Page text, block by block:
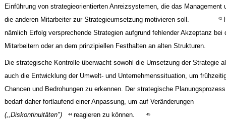
Einführung von strategieorientierten Anreizsystemen, die das Management
die anderen Mitarbeiter zur Strategieumsetzung motivieren soll.
42
nämlich Erfolg versprechende Strategien aufgrund fehlender Akzeptanz bei
Mitarbeitern oder an dem prinzipiellen Festhalten an alten Strukturen.
Die strategische Kontrolle überwacht sowohl die Umsetzung der Strategie
auch die Entwicklung der Umwelt- und Unternehmenssituation, um
Chancen und Bedrohungen zu erkennen. Der strategische Planungsprozess
bedarf daher fortlaufend einer Anpassung, um auf Veränderungen
(,,Diskontinuitäten")
44 reagieren zu können. 45